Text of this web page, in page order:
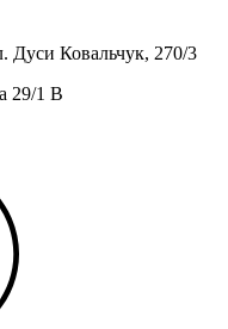
Дуси Ковальчук, 270/3
29/1 В